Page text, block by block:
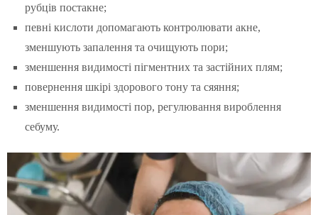
рубців постакне;
певні кислоти допомагають контролювати акне,
зменшують запалення та очищують пори;
зменшення видимості пігментних та застійних плям;
повернення шкірі здорового тону та сяяння;
зменшення видимості пор, регулювання вироблення
себуму.